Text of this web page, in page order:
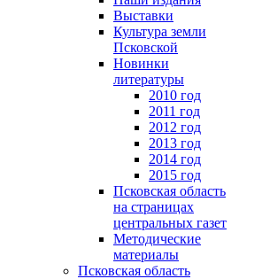
Выставки
Культура земли
Псковской
Новинки
литературы
2010 год
2011 год
2012 год
2013 год
2014 год
2015 год
Псковская область
на страницах
центральных газет
Методические
материалы
Псковская область